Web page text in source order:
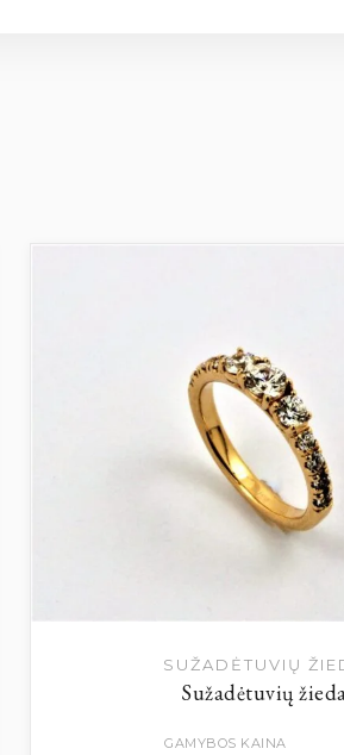
SUŽADĖTUVIŲ
Sužadėtuvių
GAMYBOS KAINA